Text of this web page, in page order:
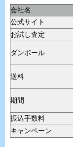
会社名
公式サイト
お試し査定
ダンボール
送料
期間
振込手数料
キャンペーン